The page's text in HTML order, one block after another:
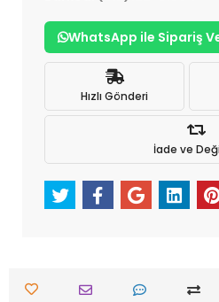
WhatsApp ile Sipariş
Hızlı Gönderi
İade ve